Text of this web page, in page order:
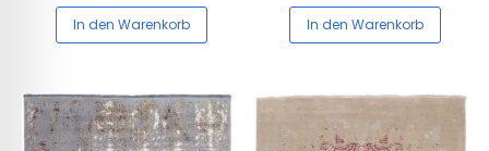
In den Warenkorb In den Warenkorb